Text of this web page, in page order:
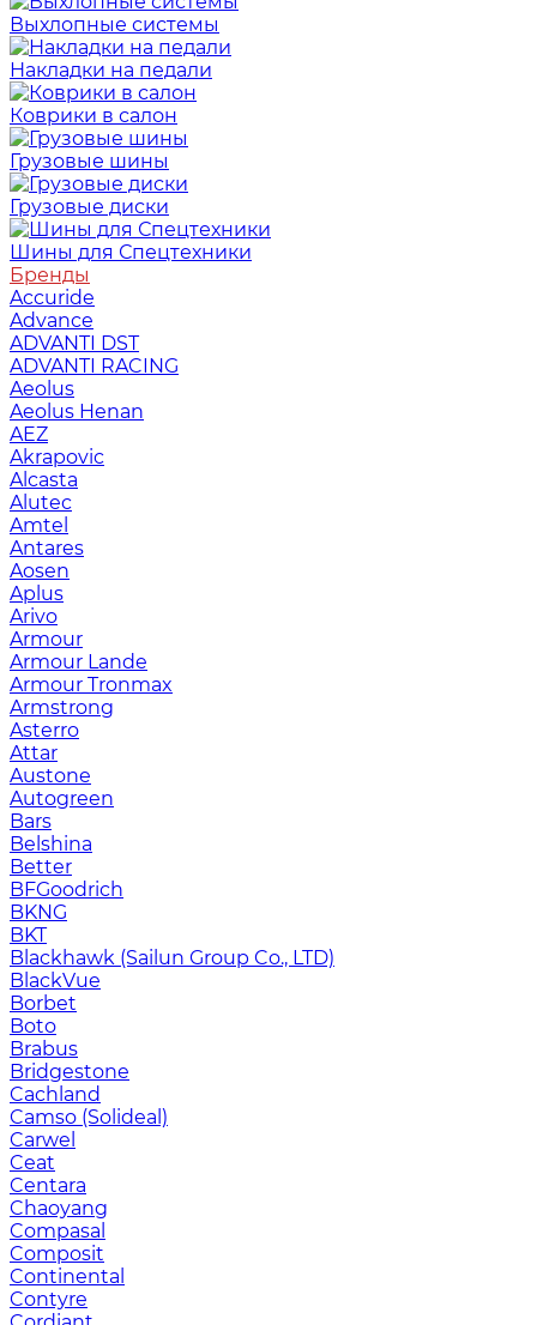
Выхлопные системы
Накладки на педали
Коврики в салон
Грузовые шины
Грузовые диски
Шины для Спецтехники
Бренды
Accuride
Advance
ADVANTI DST
ADVANTI RACING
Aeolus
Aeolus Henan
AEZ
Akrapovic
Alcasta
Alutec
Amtel
Antares
Aosen
Aplus
Arivo
Armour
Armour Lande
Armour Tronmax
Armstrong
Asterro
Attar
Austone
Autogreen
Bars
Belshina
Better
BFGoodrich
BKNG
BKT
Blackhawk (Sailun Group Co., LTD)
BlackVue
Borbet
Boto
Brabus
Bridgestone
Cachland
Camso (Solideal)
Carwel
Ceat
Centara
Chaoyang
Compasal
Composit
Continental
Contyre